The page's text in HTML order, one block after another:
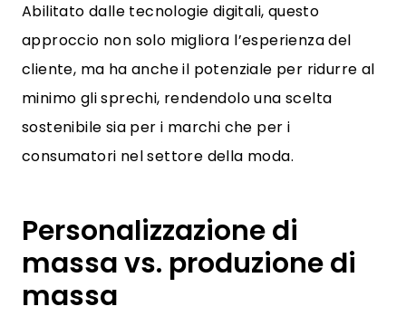
Abilitato dalle tecnologie digitali, questo
approccio non solo migliora l’esperienza del
cliente, ma ha anche il potenziale per ridurre al
minimo gli sprechi, rendendolo una scelta
sostenibile sia per i marchi che per i
consumatori nel settore della moda.
Personalizzazione di
massa vs. produzione di
massa